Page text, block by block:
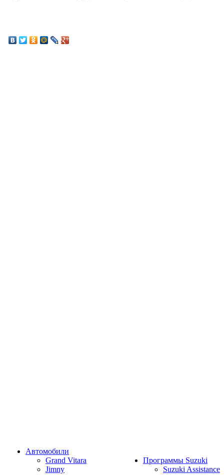
Автомобили
Grand Vitara
Jimny
Программы Suzuki
Suzuki Assistance